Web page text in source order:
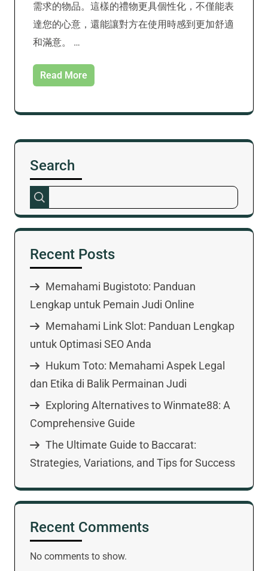
需求的物品。這樣的禮物更具個性化，不僅能表
達您的心意，還能讓對方在使用時感到更加舒適
和滿意。 …
Read More
Search
Recent Posts
Memahami Bugistoto: Panduan
Lengkap untuk Pemain Judi Online
Memahami Link Slot: Panduan Lengkap
untuk Optimasi SEO Anda
Hukum Toto: Memahami Aspek Legal
dan Etika di Balik Permainan Judi
Exploring Alternatives to Winmate88: A
Comprehensive Guide
The Ultimate Guide to Baccarat:
Strategies, Variations, and Tips for Success
Recent Comments
No comments to show.